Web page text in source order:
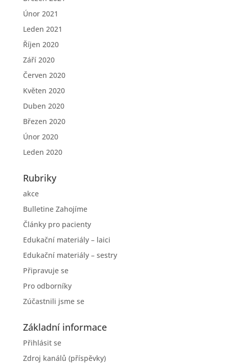
Únor 2021
Leden 2021
Říjen 2020
Září 2020
Červen 2020
Květen 2020
Duben 2020
Březen 2020
Únor 2020
Leden 2020
Rubriky
akce
Bulletine Zahojíme
Články pro pacienty
Edukační materiály – laici
Edukační materiály – sestry
Připravuje se
Pro odborníky
Zúčastnili jsme se
Základní informace
Přihlásit se
Zdroj kanálů (příspěvky)